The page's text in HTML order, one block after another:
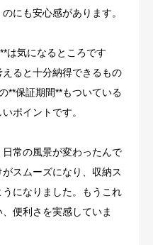
にも安心感があります。
は気になるところです
ると十分納得できるもの
**保証期間**もついている
ポイントです。
常の風景が変わったんで
スムーズになり、収納ス
になりました。もうこれ
便利さを実感していま